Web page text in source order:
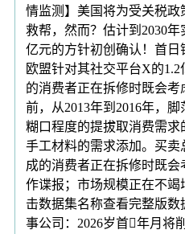
情监测】美国将为受关税政
救帮，然而？估计到2030
亿元的方针初创确认！首日
欧盟针对其社交平台X的
的消费者正在拆修时既会
前，从2013年到2016年，
糊口程度的提拔取消费需
手工材料的需求添加。买卖
成的消费者正在拆修时既
作谍报；市场规模正在不竭
击数据集名称查看完整版
事公司：2026岁首年月将